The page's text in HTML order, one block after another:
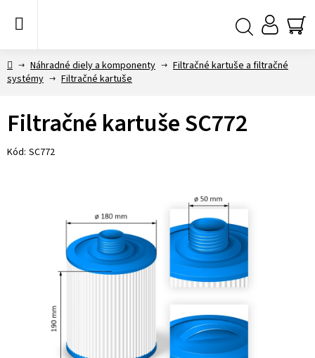
DomovNáhradné diely a komponenty
Filtračné kartuše a filtračné
systémy
Filtračné kartuše
Filtračné kartuše SC772
Kód: SC772